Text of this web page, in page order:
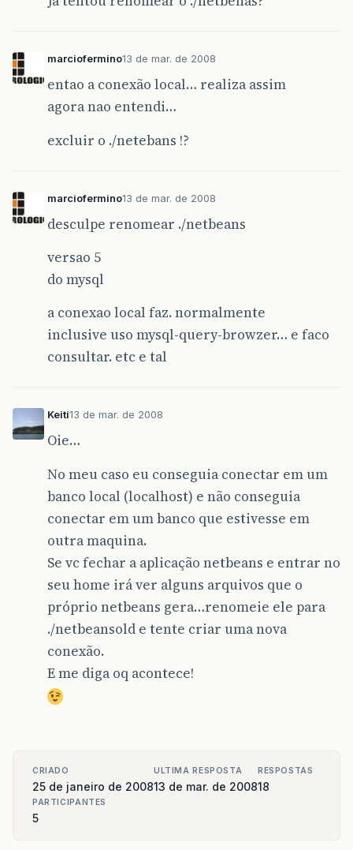
marciofermino13 de mar. de 2008
entao a conexão local… realiza assim
agora nao entendi…
excluir o ./netebans !?
marciofermino13 de mar. de 2008
desculpe renomear ./netbeans
versao 5
do mysql
a conexao local faz. normalmente
inclusive uso mysql-query-browzer… e faco
consultar. etc e tal
Keiti13 de mar. de 2008
Oie…
No meu caso eu conseguia conectar em um
banco local (localhost) e não conseguia
conectar em um banco que estivesse em
outra maquina.
Se vc fechar a aplicação netbeans e entrar no
seu home irá ver alguns arquivos que o
próprio netbeans gera…renomeie ele para
./netbeansold e tente criar uma nova
conexão.
E me diga oq acontece!
CRIADO
25 de janeiro de 2008
ULTIMA RESPOSTA
13 de mar. de 2008
RESPOSTAS
18
PARTICIPANTES
5